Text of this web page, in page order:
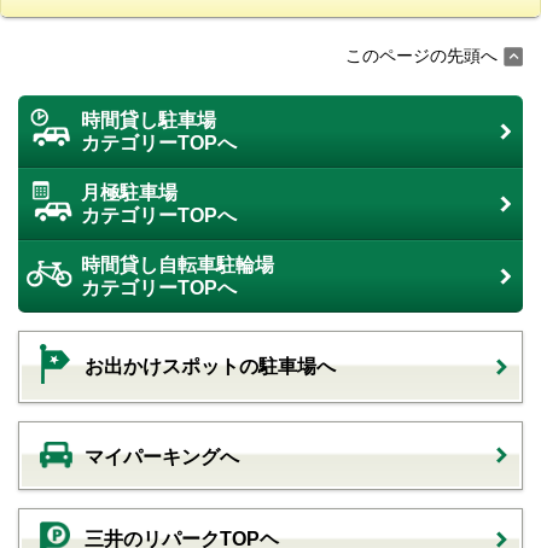
このページの先頭へ
時間貸し駐車場
カテゴリーTOPへ
月極駐車場
カテゴリーTOPへ
時間貸し自転車駐輪場
カテゴリーTOPへ
お出かけスポットの駐車場へ
マイパーキングへ
三井のリパークTOPヘ